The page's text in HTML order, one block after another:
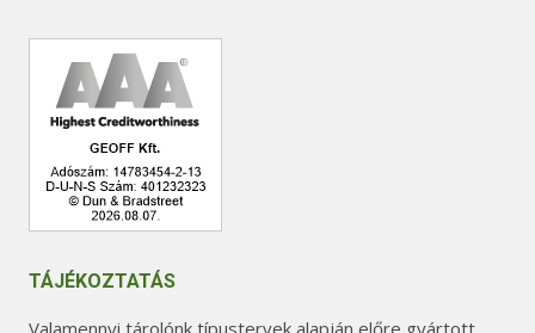
TÁJÉKOZTATÁS
Valamennyi tárolónk típustervek alapján előre gyártott,